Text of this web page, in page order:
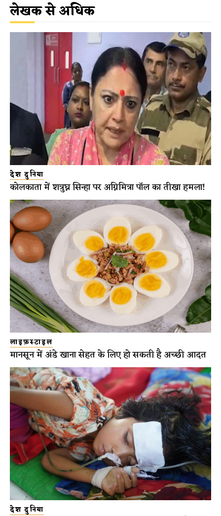
लेखक से अधिक
देश दुनिया
कोलकाता में शत्रुघ्न सिन्हा पर अग्निमित्रा पॉल का तीखा हमला!
लाइफ़स्टाइल
मानसून में अंडे खाना सेहत के लिए हो सकती है अच्छी आदत
देश दुनिया